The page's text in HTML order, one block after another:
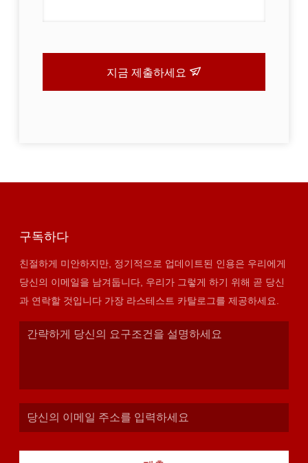
지금 제출하세요
구독하다
친절하게 미안하지만, 정기적으로 업데이트된 인용은 우리에게
당신의 이메일을 남겨둡니다, 우리가 그렇게 하기 위해 곧 당신
과 연락할 것입니다 가장 라스테스트 카탈로그를 제공하세요.